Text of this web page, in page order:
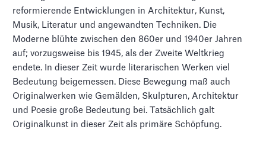
reformierende Entwicklungen in Architektur, Kunst,
Musik, Literatur und angewandten Techniken. Die
Moderne blühte zwischen den 860er und 1940er Jahren
auf; vorzugsweise bis 1945, als der Zweite Weltkrieg
endete. In dieser Zeit wurde literarischen Werken viel
Bedeutung beigemessen. Diese Bewegung maß auch
Originalwerken wie Gemälden, Skulpturen, Architektur
und Poesie große Bedeutung bei. Tatsächlich galt
Originalkunst in dieser Zeit als primäre Schöpfung.